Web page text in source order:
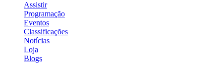
Assistir
Programação
Eventos
Classificações
Notícias
Loja
Blogs